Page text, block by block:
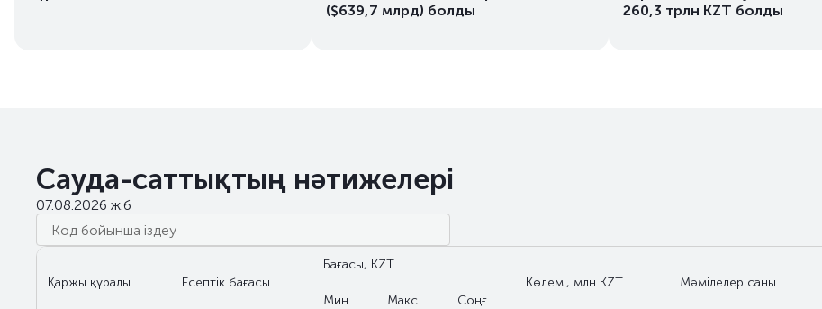
($639,7 млрд) болды
260,3 трлн KZT болды
Сауда-саттықтың нәтижелері
07.08.2026 ж.б
Қаржы құралы Есептік бағасы
Бағасы, KZT
Көлемі, млн KZT
Мәмілелер саны
Мин. Макс. Соңғ.